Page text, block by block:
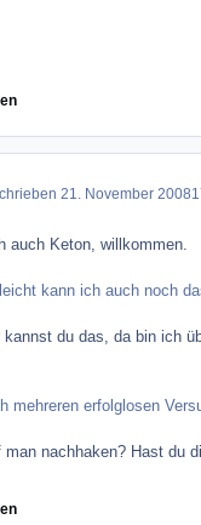
21. November 2008
auch Keton, willkommen.
kann ich auch noch
kannst du das, da bin ich
mehreren erfolglosen
man nachhaken? Hast du